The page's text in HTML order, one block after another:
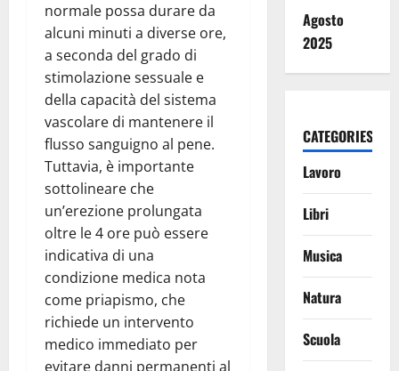
normale possa durare da
alcuni minuti a diverse ore,
a seconda del grado di
stimolazione sessuale e
della capacità del sistema
vascolare di mantenere il
flusso sanguigno al pene.
Tuttavia, è importante
sottolineare che
un’erezione prolungata
oltre le 4 ore può essere
indicativa di una
condizione medica nota
come priapismo, che
richiede un intervento
medico immediato per
evitare danni permanenti al
Agosto
2025
CATEGORIES
Lavoro
Libri
Musica
Natura
Scuola